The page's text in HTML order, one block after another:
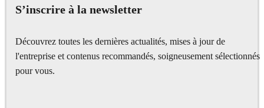
S’inscrire à la newsletter
Découvrez toutes les dernières actualités, mises à jour de
l'entreprise et contenus recommandés, soigneusement sélectionnés
pour vous.